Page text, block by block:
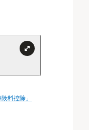
料控除」